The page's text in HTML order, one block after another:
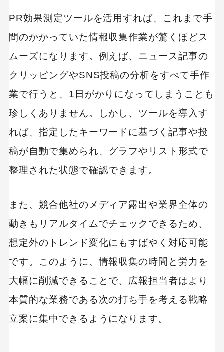
PR効果測定ツールを活用すれば、これまで手
間のかかっていた情報収集作業が驚くほどス
ムーズになります。例えば、ニュース記事の
クリッピングやSNS投稿の分析をすべて手作
業で行うと、1日がかりになってしまうことも
珍しくありません。しかし、ツールを導入す
れば、指定したキーワードに基づく記事や投
稿が自動で集められ、グラフやリスト形式で
整理された状態で確認できます。
また、競合他社のメディア露出や業界全体の
動きもリアルタイムでチェックできるため、
想定外のトレンド変化にもすばやく対応可能
です。このように、情報収集の時間と労力を
大幅に削減できることで、広報担当者はより
本質的な業務である次の打ち手を考える戦略
立案に集中できるようになります。